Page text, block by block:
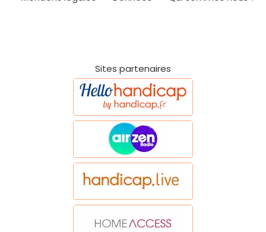
Sites partenaires